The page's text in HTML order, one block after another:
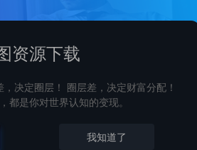
特殊性，一旦您购买使用了下载服务，就不接
资源下载
决定圈层！ 圈层差，决定财富分配！
都是你对世界认知的变现。
我知道了